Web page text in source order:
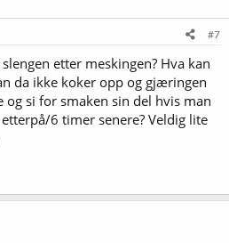
#7
etter meskingen? Hva kan
da ikke koker opp og gjæringen
og si for smaken sin del hvis man
6 timer senere? Veldig lite